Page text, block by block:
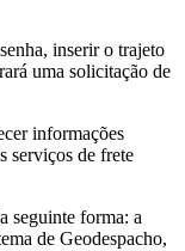
inserir o trajeto
uma solicitação de
informações
serviços de frete
seguinte forma: a
de Geodespacho,